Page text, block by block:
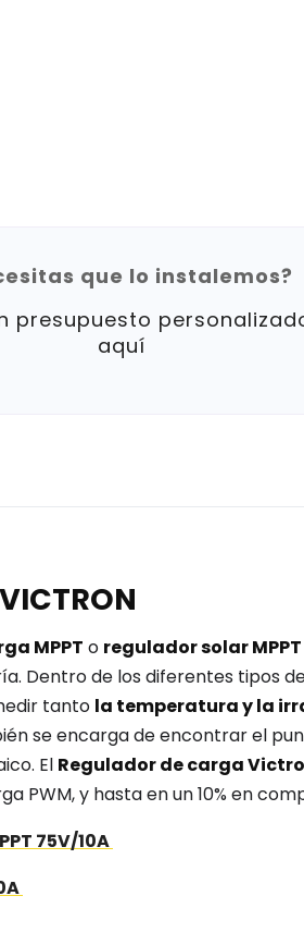
que lo instalemos?
presupuesto
aquí
MPPT o regulador solar MPPT
Dentro de los diferentes tipos
tanto la temperatura y la
se encarga de encontrar el
El Regulador de carga
PWM, y hasta en un 10% en
75V/10A